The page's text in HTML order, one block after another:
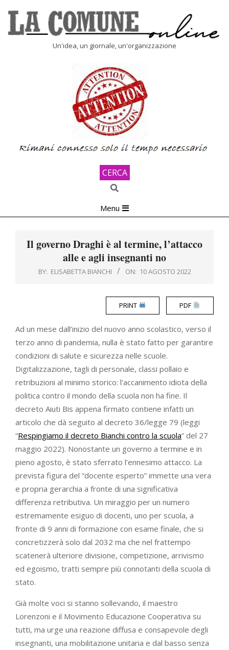
content
Un'idea, un giornale, un'organizzazione
CERCA
Search
Navigation
Menu
Il governo Draghi è al termine, l’attacco
alle e agli insegnanti no
BY: ELISABETTA BIANCHI ON: 10 AGOSTO 2022
PRINT PDF
Ad un mese dall’inizio del nuovo anno scolastico, verso il
terzo anno di pandemia, nulla è stato fatto per garantire
condizioni di salute e sicurezza nelle scuole.
Digitalizzazione, tagli di personale, classi pollaio e
retribuzioni al minimo storico: l’accanimento idiota della
politica contro il mondo della scuola non ha fine. Il
decreto Aiuti Bis appena firmato contiene infatti un
articolo che dà seguito al decreto 36/legge 79 (leggi
“Respingiamo il decreto Bianchi contro la scuola” del 27
maggio 2022). Nonostante un governo a termine e in
pieno agosto, è stato sferrato l’ennesimo attacco. La
prevista figura del “docente esperto” immette una vera
e propria gerarchia a fronte di una significativa
differenza retributiva. Un miraggio per un numero
estremamente esiguo di docenti, uno per scuola, a
fronte di 9 anni di formazione con esame finale, che si
concretizzerà solo dal 2032 ma che nel frattempo
scatenerà ulteriore divisione, competizione, arrivismo
ed egoismo, tratti sempre più connotanti della scuola di
stato.
Già molte voci si stanno sollevando, il maestro
Lorenzoni e il Movimento Educazione Cooperativa su
tutti, ma urge una reazione diffusa e consapevole degli
insegnanti, una mobilitazione unitaria e dal basso senza